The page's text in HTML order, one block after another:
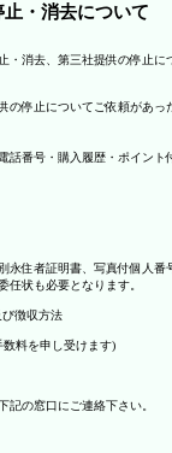
・消去について
消去、第三社提供の停止
停止についてご依頼があ
番号・購入履歴・ポイン
住者証明書、写真付個人番
状も必要となります。
徴収方法
料を申し受けます)
記の窓口にご連絡下さい。